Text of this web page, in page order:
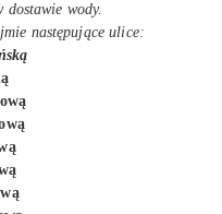
dostawie wody.
następujące ulice: